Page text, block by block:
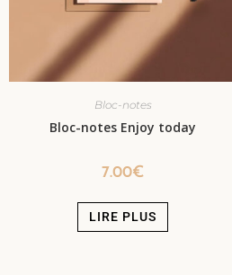
Bloc-notes
Bloc-notes Enjoy today
7.00€
LIRE PLUS